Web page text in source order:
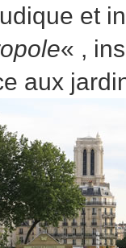
et
« ,
aux